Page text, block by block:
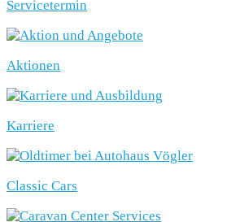
Servicetermin
Aktionen
Karriere
Classic Cars